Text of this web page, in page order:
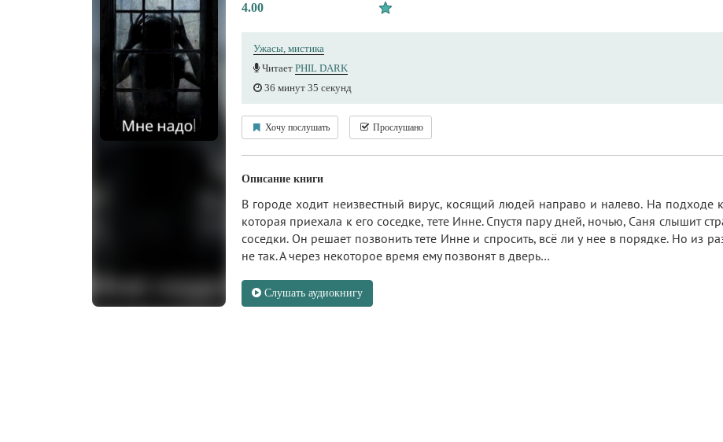
4.00
Ужасы, мистика
Читает PHIL DARK
36 минут 35 секунд
Хочу послушать Прослушано
Описание книги
В городе ходит неизвестный вирус, косящий людей направо и налево. На
которая приехала к его соседке, тете Инне. Спустя пару дней, ночью, Саня слышит
соседки. Он решает позвонить тете Инне и спросить, всё ли у нее в порядке. Но из
не так. А через некоторое время ему позвонят в дверь…
Слушать аудиокнигу